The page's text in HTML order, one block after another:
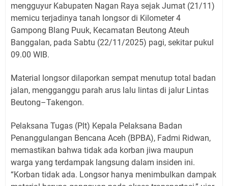
mengguyur Kabupaten Nagan Raya sejak Jumat (21/11)
memicu terjadinya tanah longsor di Kilometer 4
Gampong Blang Puuk, Kecamatan Beutong Ateuh
Banggalan, pada Sabtu (22/11/2025) pagi, sekitar pukul
09.00 WIB.
​Material longsor dilaporkan sempat menutup total badan
jalan, mengganggu parah arus lalu lintas di jalur Lintas
Beutong–Takengon.
​Pelaksana Tugas (Plt) Kepala Pelaksana Badan
Penanggulangan Bencana Aceh (BPBA), Fadmi Ridwan,
memastikan bahwa tidak ada korban jiwa maupun
warga yang terdampak langsung dalam insiden ini.
“Korban tidak ada. Longsor hanya menimbulkan dampak